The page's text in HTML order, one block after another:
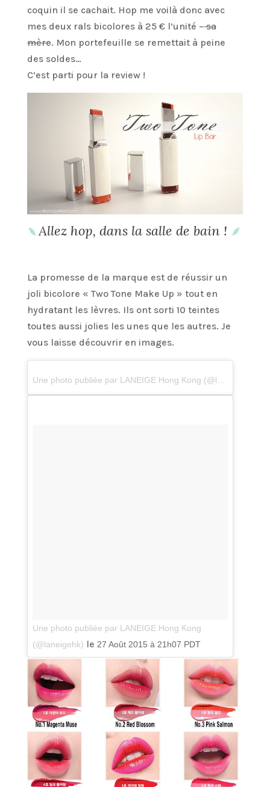
coquin il se cachait. Hop me voilà donc avec
mes deux rals bicolores à 25 € l’unité –sa
mère. Mon portefeuille se remettait à peine
des soldes…
C’est parti pour la review !
Allez hop, dans la salle de bain !
La promesse de la marque est de réussir un
joli bicolore « Two Tone Make Up » tout en
hydratant les lèvres. Ils ont sorti 10 teintes
toutes aussi jolies les unes que les autres. Je
vous laisse découvrir en images.
Une photo publiée par LANEIGE Hong Kong
(@laneigehk) le 27 Août 2015 à 21h07 PDT